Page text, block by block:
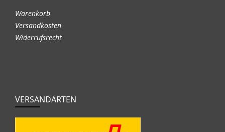
Warenkorb
Versandkosten
Widerrufsrecht
VERSANDARTEN